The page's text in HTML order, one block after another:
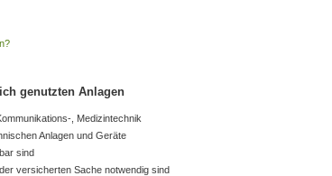
genutzten Anlagen
, Medizintechnik
Anlagen und Geräte
sind
versicherten Sache notwendig sind